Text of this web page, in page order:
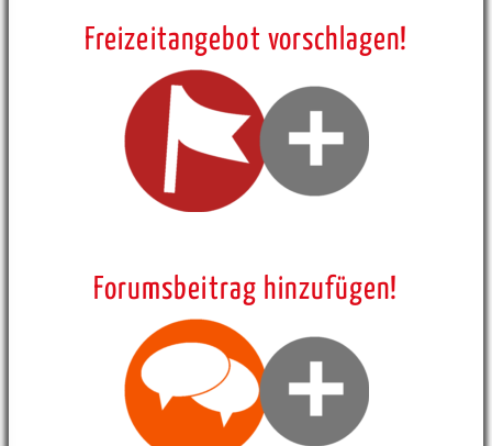
Freizeitangebot vorschlagen!
Forumsbeitrag hinzufügen!